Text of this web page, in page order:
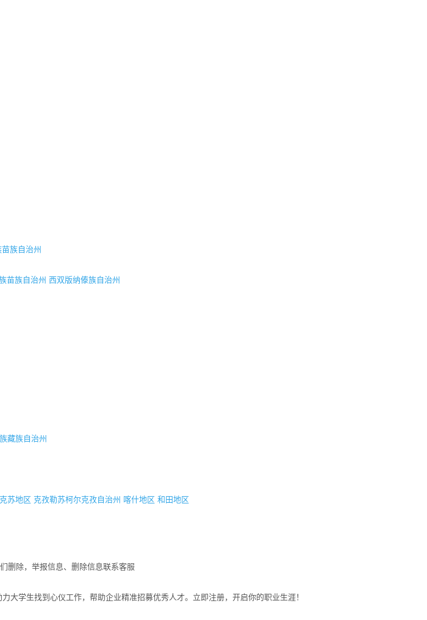
族自治州
苗族自治州 西双版纳傣族自治州
藏族自治州
苏地区 克孜勒苏柯尔克孜自治州 喀什地区 和田地区
删除，举报信息、删除信息联系客服
学生找到心仪工作，帮助企业精准招募优秀人才。立即注册，开启你的职业生涯！